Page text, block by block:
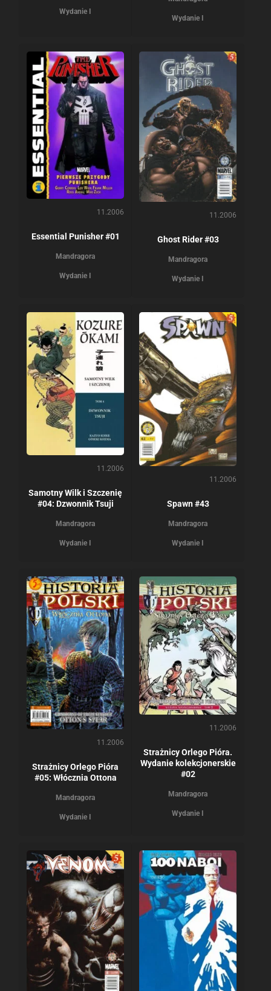
Wydanie I
Wydanie I
11.2006
Essential Punisher #01
Mandragora
Wydanie I
11.2006
Ghost Rider #03
Mandragora
Wydanie I
11.2006
Samotny Wilk i Szczenię
#04: Dzwonnik Tsuji
Mandragora
Wydanie I
11.2006
Spawn #43
Mandragora
Wydanie I
11.2006
Strażnicy Orlego Pióra
#05: Włócznia Ottona
Mandragora
Wydanie I
11.2006
Strażnicy Orlego Pióra.
Wydanie kolekcjonerskie
#02
Mandragora
Wydanie I